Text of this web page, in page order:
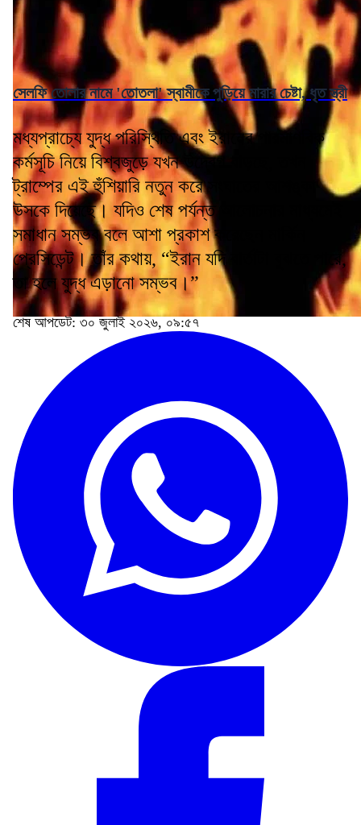
সেলফি তোলার নামে 'তোতলা' স্বামীকে পুড়িয়ে মারার চেষ্টা, ধৃত স্ত্রী
মধ্যপ্রাচ্যে যুদ্ধ পরিস্থিতি এবং ইরানের পারমাণবিক
কর্মসূচি নিয়ে বিশ্বজুড়ে যখন উদ্বেগ বাড়ছে, তখন
ট্রাম্পের এই হুঁশিয়ারি নতুন করে সংঘাতের আশঙ্কা
উসকে দিয়েছে। যদিও শেষ পর্যন্ত আলোচনার মাধ্যমেই
সমাধান সম্ভব বলে আশা প্রকাশ করেছেন মার্কিন
প্রেসিডেন্ট। তাঁর কথায়, “ইরান যদি বার্তাটা বুঝতে পারে,
তা হলে যুদ্ধ এড়ানো সম্ভব।”
শেষ আপডেট: ৩০ জুলাই ২০২৬, ০৯:৫৭